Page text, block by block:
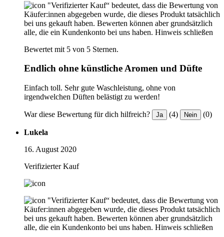
"Verifizierter Kauf“ bedeutet, dass die Bewertung von
Käufer:innen abgegeben wurde, die dieses Produkt tatsächlich
bei uns gekauft haben. Bewerten können aber grundsätzlich
alle, die ein Kundenkonto bei uns haben. Hinweis schließen
Bewertet mit 5 von 5 Sternen.
Endlich ohne künstliche Aromen und Düfte
Einfach toll. Sehr gute Waschleistung, ohne von
irgendwelchen Düften belästigt zu werden!
War diese Bewertung für dich hilfreich? Ja (4) Nein (0)
Lukela
16. August 2020
Verifizierter Kauf
"Verifizierter Kauf“ bedeutet, dass die Bewertung von
Käufer:innen abgegeben wurde, die dieses Produkt tatsächlich
bei uns gekauft haben. Bewerten können aber grundsätzlich
alle, die ein Kundenkonto bei uns haben. Hinweis schließen